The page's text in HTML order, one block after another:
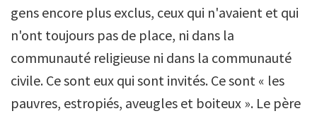
gens encore plus exclus, ceux qui n'avaient et qui
n'ont toujours pas de place, ni dans la
communauté religieuse ni dans la communauté
civile. Ce sont eux qui sont invités. Ce sont « les
pauvres, estropiés, aveugles et boiteux ». Le père